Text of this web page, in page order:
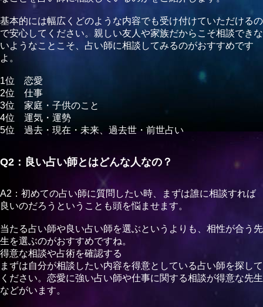
基本的には幅広くどのような内容でも受け付けていただけるの
で安心してください。親しい友人や家族だからこそ相談できな
いようなことこそ、占い師に相談してみるのがおすすめです
よ。
1位 恋愛
2位 仕事
3位 家庭・子供のこと
4位 運気・運勢
5位 過去・現在・未来、過去世・前世占い
Q2：良い占い師とはどんな人なの？
A2：初めての占い師に質問したい時、まずは誰に相談すれば
良いのだろうということも頭を悩ませます。
当たる占い師や良い占い師を選ぶというよりも、相性が合う先
生を選ぶのがおすすめですね。
得意な相談や占術を確認する
まずは自分が相談したい内容を得意としている占い師を探して
ください。恋愛に強い占い師や仕事に関する相談が得意な先生
などがいます。